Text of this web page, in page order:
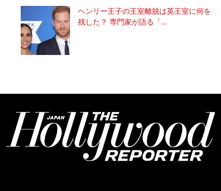
ヘンリー王子の王室離脱は英王室に何を
残した？ 専門家が語る「...